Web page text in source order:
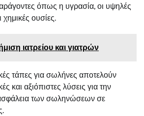
όπως η υγρασία, οι υψηλές
ουσίες.
ιατρείου και γιατρών
τάπες για σωλήνες αποτελούν
και αξιόπιστες λύσεις για την
των σωληνώσεων σε